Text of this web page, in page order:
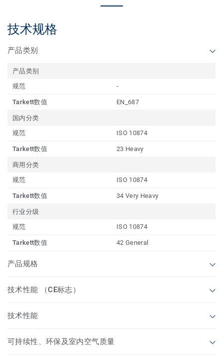
技术规格
产品类别
产品类别
规范
-
Tarkett数值 EN_687
国内分类
规范
ISO 10874
Tarkett数值 23 Heavy
商用分类
规范
ISO 10874
Tarkett数值 34 Very Heavy
行业分级
规范
ISO 10874
Tarkett数值 42 General
产品规格
技术性能 （CE标志）
技术性能
可持续性、环保及室内空气质量